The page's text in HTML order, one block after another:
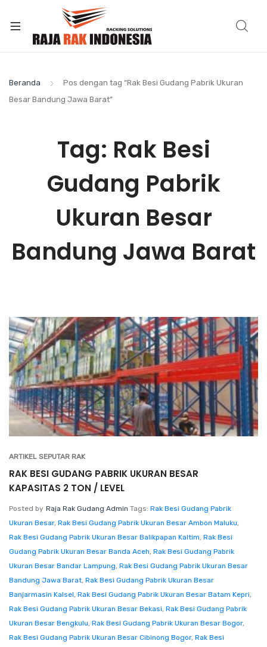
Beranda
Pos dengan tag “Rak Besi Gudang Pabrik Ukuran
Besar Bandung Jawa Barat”
Tag: Rak Besi
Gudang Pabrik
Ukuran Besar
Bandung Jawa Barat
ARTIKEL SEPUTAR RAK
RAK BESI GUDANG PABRIK UKURAN BESAR
KAPASITAS 2 TON / LEVEL
Posted by Raja Rak Gudang Admin Tags: Rak Besi Gudang Pabrik
Ukuran Besar, Rak Besi Gudang Pabrik Ukuran Besar Ambon Maluku,
Rak Besi Gudang Pabrik Ukuran Besar Balikpapan Kaltim, Rak Besi
Gudang Pabrik Ukuran Besar Banda Aceh, Rak Besi Gudang Pabrik
Ukuran Besar Bandar Lampung, Rak Besi Gudang Pabrik Ukuran Besar
Bandung Jawa Barat, Rak Besi Gudang Pabrik Ukuran Besar
Banjarmasin Kalsel, Rak Besi Gudang Pabrik Ukuran Besar Batam Kepri,
Rak Besi Gudang Pabrik Ukuran Besar Bekasi, Rak Besi Gudang Pabrik
Ukuran Besar Bengkulu, Rak Besi Gudang Pabrik Ukuran Besar Bogor,
Rak Besi Gudang Pabrik Ukuran Besar Cibinong Bogor, Rak Besi